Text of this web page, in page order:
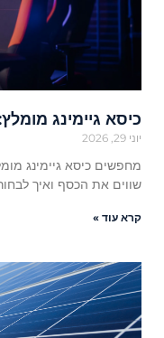
כיסא גיימינג
יוני 29, 2026
מחפשים כיסא גיימינג
שווים את הכסף ואיך לבחור
קרא עוד »